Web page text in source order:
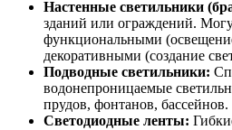
Настенные светильники
зданий или ограждений.
функциональными
декоративными (создание
Подводные светильники:
водонепроницаемые
прудов, фонтанов, бассейнов.
Светодиодные ленты: